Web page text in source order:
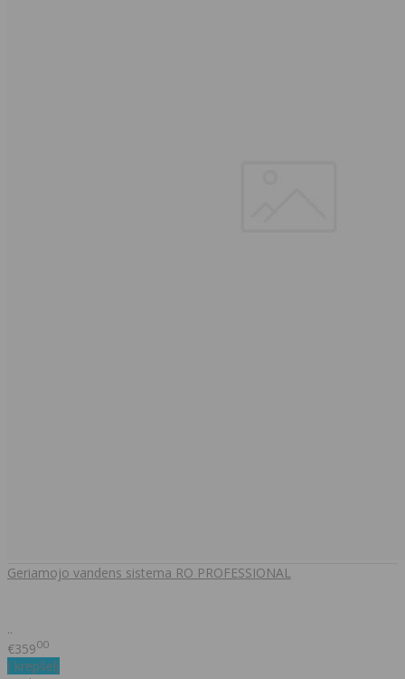
Geriamojo vandens sistema RO PROFESSIONAL
..
€35900
Į krepšelį